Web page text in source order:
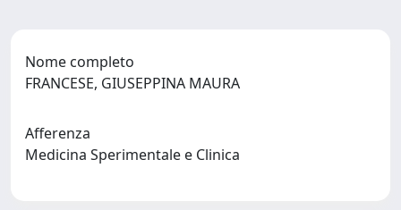
Nome completo
FRANCESE, GIUSEPPINA MAURA
Afferenza
Medicina Sperimentale e Clinica